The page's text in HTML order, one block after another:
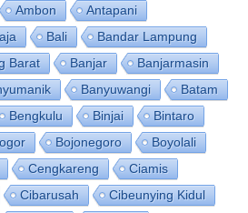
Ambon
Antapani
Bali
Bandar Lampung
Barat Banjar
Banjarmasin
Banyuwangi
Batam
Bengkulu Binjai
Bintaro
Bojonegoro
Boyolali
Cengkareng
Ciamis
Cibarusah
Cibeunying Kidul